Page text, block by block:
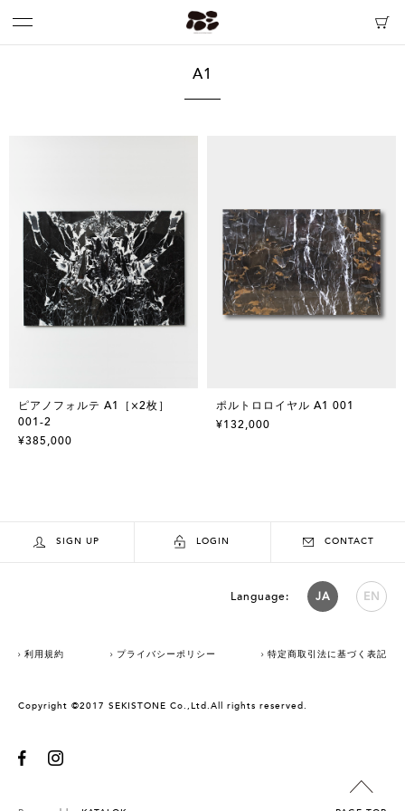
A1
ピアノフォルテ A1［×2枚］
001-2
¥385,000
ポルトロロイヤル A1 001
¥132,000
SIGN UP LOGIN CONTACT
Language: JA EN
利用規約 プライバシーポリシー 特定商取引法に基づく表記
Copyright ©2017 SEKISTONE Co.,Ltd.All rights reserved.